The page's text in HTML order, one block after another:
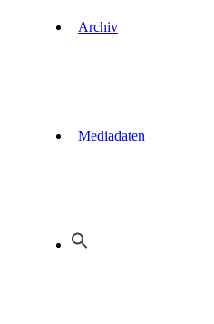
Archiv
Mediadaten